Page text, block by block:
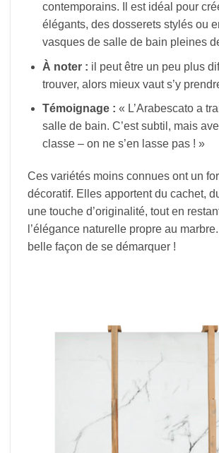
contemporains. Il est idéal pour
élégants, des dosserets stylés ou
vasques de salle de bain pleines
À noter : il peut être un peu plus
trouver, alors mieux vaut s’y
Témoignage : « L’Arabescato a
salle de bain. C’est subtil, mais
classe – on ne s’en lasse pas ! »
Ces variétés moins connues ont un
décoratif. Elles apportent du cachet,
une touche d’originalité, tout en
l’élégance naturelle propre au
belle façon de se démarquer !